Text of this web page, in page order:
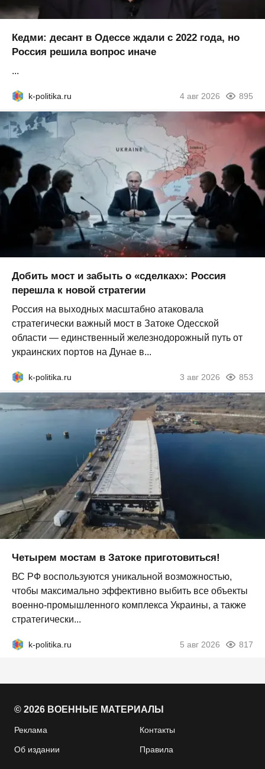
Кедми: десант в Одессе ждали с 2022 года, но
Россия решила вопрос иначе
...
k-politika.ru 4 авг 2026 895
Добить мост и забыть о «сделках»: Россия
перешла к новой стратегии
Россия на выходных масштабно атаковала
стратегически важный мост в Затоке Одесской
области — единственный железнодорожный путь от
украинских портов на Дунае в...
k-politika.ru 3 авг 2026 853
Четырем мостам в Затоке приготовиться!
ВС РФ воспользуются уникальной возможностью,
чтобы максимально эффективно выбить все объекты
военно-промышленного комплекса Украины, а также
стратегически...
k-politika.ru 5 авг 2026 817
© 2026 ВОЕННЫЕ МАТЕРИАЛЫ
Реклама Контакты
Об издании Правила